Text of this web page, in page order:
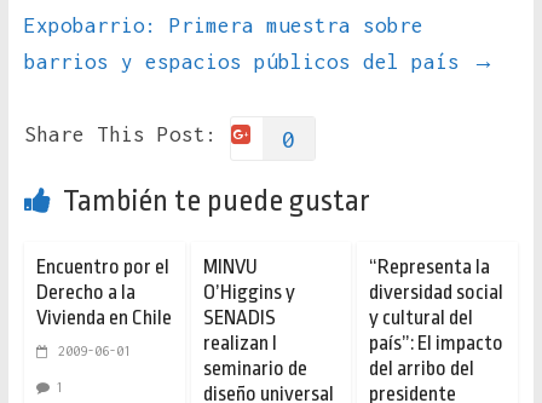
Expobarrio: Primera muestra sobre
barrios y espacios públicos del país
→
Share This Post: 0
También te puede gustar
Encuentro por el
Derecho a la
Vivienda en Chile
2009-06-01
1
MINVU
O’Higgins y
SENADIS
realizan I
seminario de
diseño universal
“Representa la
diversidad social
y cultural del
país”: El impacto
del arribo del
presidente